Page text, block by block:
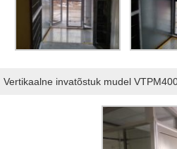
Vertikaalne invatõstuk mudel